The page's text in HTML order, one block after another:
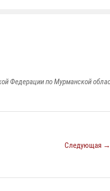
Федерации по Мурманской
Следующая →